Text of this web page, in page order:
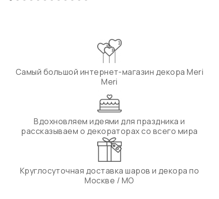
Самый большой интернет-магазин декора Meri
Meri
Вдохновляем идеями для праздника и
рассказываем о декораторах со всего мира
Круглосуточная доставка шаров и декора по
Москве / МО